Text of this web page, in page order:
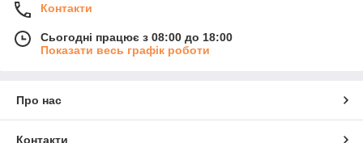
Контакти
Сьогодні працює з 08:00 до 18:00
Показати весь графік роботи
Про нас
Контакти